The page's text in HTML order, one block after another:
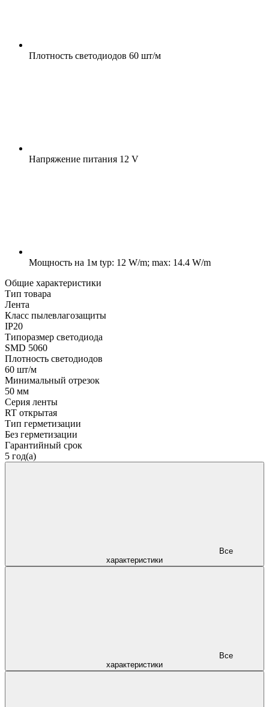
Плотность светодиодов 60 шт/м
Напряжение питания 12 V
Мощность на 1м typ: 12 W/m; max: 14.4 W/m
Общие характеристики
Тип товара
Лента
Класс пылевлагозащиты
IP20
Типоразмер светодиода
SMD 5060
Плотность светодиодов
60 шт/м
Минимальный отрезок
50 мм
Серия ленты
RT открытая
Тип герметизации
Без герметизации
Гарантийный срок
5 год(а)
характеристики
характеристики